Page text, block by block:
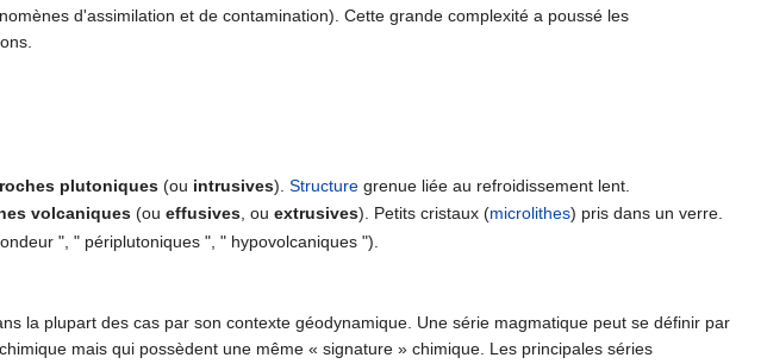
d'assimilation et de contamination). Cette grande complexité a poussé les
roches plutoniques (ou intrusives).Structure grenue liée au refroidissement lent.
volcaniques (oueffusives, ouextrusives). Petits cristaux (microlithes) pris dans un verre.
", " périplutoniques ", " hypovolcaniques ").
la plupart des cas par son contexte géodynamique. Une série magmatique peut se définir par
mais qui possèdent une même « signature » chimique. Les principales séries